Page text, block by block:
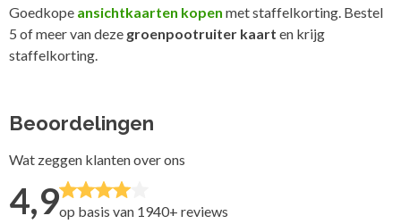
Goedkope ansichtkaarten kopen met staffelkorting. Bestel
5 of meer van deze groenpootruiter kaart en krijg
staffelkorting.
Beoordelingen
Wat zeggen klanten over ons
4,9op basis van 1940+ reviews